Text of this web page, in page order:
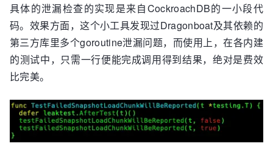
具体的泄漏检查的实现是来自CockroachDB的一小段代
码。效果方面，这个小工具发现过Dragonboat及其依赖的
第三方库里多个goroutine泄漏问题，而使用上，在各内建
的测试中，只需一行便能完成调用得到结果，绝对是费效
比完美。